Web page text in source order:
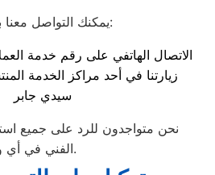
يمكنك التواصل معنا بسهولة عبر:
الاتصال الهاتفي على رقم خدمة
زيارتنا في أحد مراكز الخدمة
سيدي جابر
نحن متواجدون للرد على جميع
الفني في أي وقت.